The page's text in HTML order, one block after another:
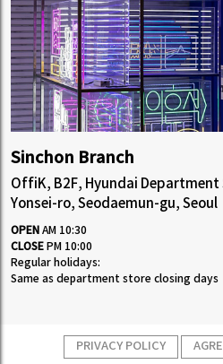
Sinchon Branch
OffiK, B2F, Hyundai Department
Yonsei-ro, Seodaemun-gu, Seoul
OPEN AM 10:30
CLOSE PM 10:00
Regular holidays:
Same as department store closing days
PRIVACY POLICY